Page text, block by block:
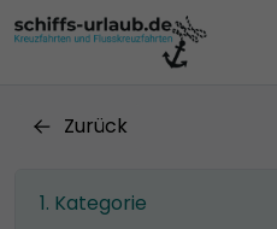
Zurück
Kategorie